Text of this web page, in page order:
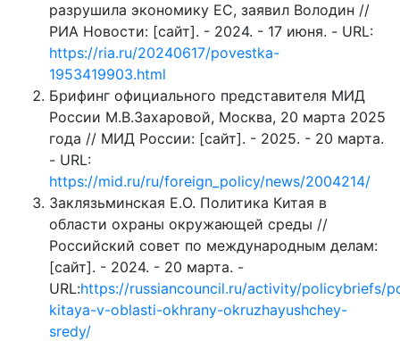
разрушила экономику ЕС, заявил Володин //
РИА Новости: [сайт]. - 2024. - 17 июня. - URL:
https://ria.ru/20240617/povestka-
1953419903.html
Брифинг официального представителя МИД
России М.В.Захаровой, Москва, 20 марта 2025
года // МИД России: [сайт]. - 2025. - 20 марта.
- URL:
https://mid.ru/ru/foreign_policy/news/2004214/
Заклязьминская Е.О. Политика Китая в
области охраны окружающей среды //
Российский совет по международным делам:
[сайт]. - 2024. - 20 марта. -
URL:https://russiancouncil.ru/activity/policybriefs/
kitaya-v-oblasti-okhrany-okruzhayushchey-
sredy/